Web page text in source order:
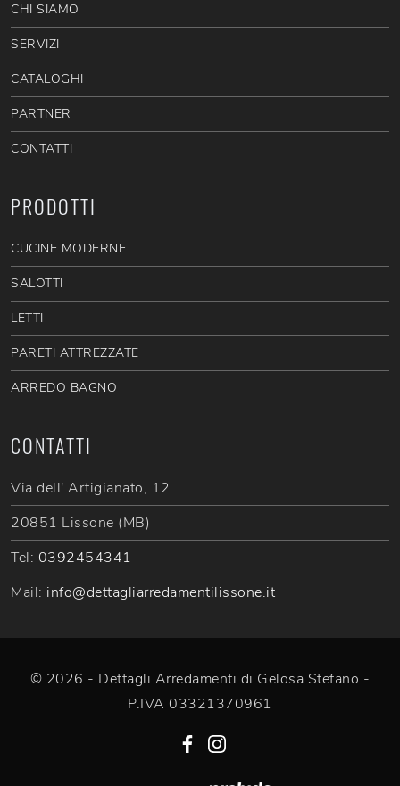
CHI SIAMO
SERVIZI
CATALOGHI
PARTNER
CONTATTI
PRODOTTI
CUCINE MODERNE
SALOTTI
LETTI
PARETI ATTREZZATE
ARREDO BAGNO
CONTATTI
Via dell' Artigianato, 12
20851 Lissone (MB)
Tel: 0392454341
Mail: info@dettagliarredamentilissone.it
© 2026 - Dettagli Arredamenti di Gelosa Stefano -
P.IVA 03321370961